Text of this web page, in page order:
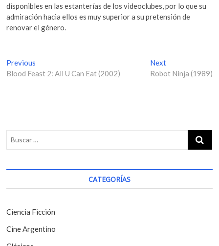
disponibles en las estanterías de los videoclubes, por lo que su
admiración hacia ellos es muy superior a su pretensión de
renovar el género.
N
a
g
a
i
ó
n
e
Previous
r
p
s
:
Blood Feast 2: All U Can Eat (2002)
NextN
e
:
Robot Ninja (1989)
CATEGORÍAS
Ciencia Ficción
Cine Argentino